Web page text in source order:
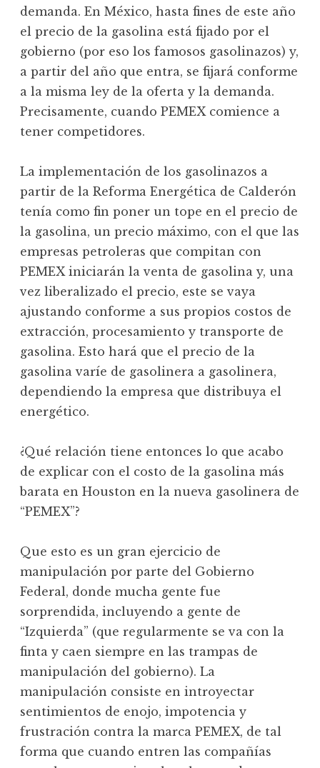
demanda. En México, hasta fines de este año
el precio de la gasolina está fijado por el
gobierno (por eso los famosos gasolinazos) y,
a partir del año que entra, se fijará conforme
a la misma ley de la oferta y la demanda.
Precisamente, cuando PEMEX comience a
tener competidores.
La implementación de los gasolinazos a
partir de la Reforma Energética de Calderón
tenía como fin poner un tope en el precio de
la gasolina, un precio máximo, con el que las
empresas petroleras que compitan con
PEMEX iniciarán la venta de gasolina y, una
vez liberalizado el precio, este se vaya
ajustando conforme a sus propios costos de
extracción, procesamiento y transporte de
gasolina. Esto hará que el precio de la
gasolina varíe de gasolinera a gasolinera,
dependiendo la empresa que distribuya el
energético.
¿Qué relación tiene entonces lo que acabo
de explicar con el costo de la gasolina más
barata en Houston en la nueva gasolinera de
“PEMEX”?
Que esto es un gran ejercicio de
manipulación por parte del Gobierno
Federal, donde mucha gente fue
sorprendida, incluyendo a gente de
“Izquierda” (que regularmente se va con la
finta y caen siempre en las trampas de
manipulación del gobierno). La
manipulación consiste en introyectar
sentimientos de enojo, impotencia y
frustración contra la marca PEMEX, de tal
forma que cuando entren las compañías